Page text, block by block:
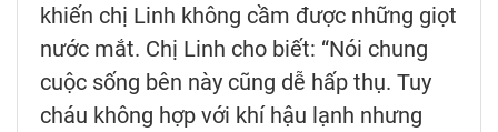
khiến chị Linh không cầm được những giọt
nước mắt. Chị Linh cho biết: “Nói chung
cuộc sống bên này cũng dễ hấp thụ. Tuy
cháu không hợp với khí hậu lạnh nhưng